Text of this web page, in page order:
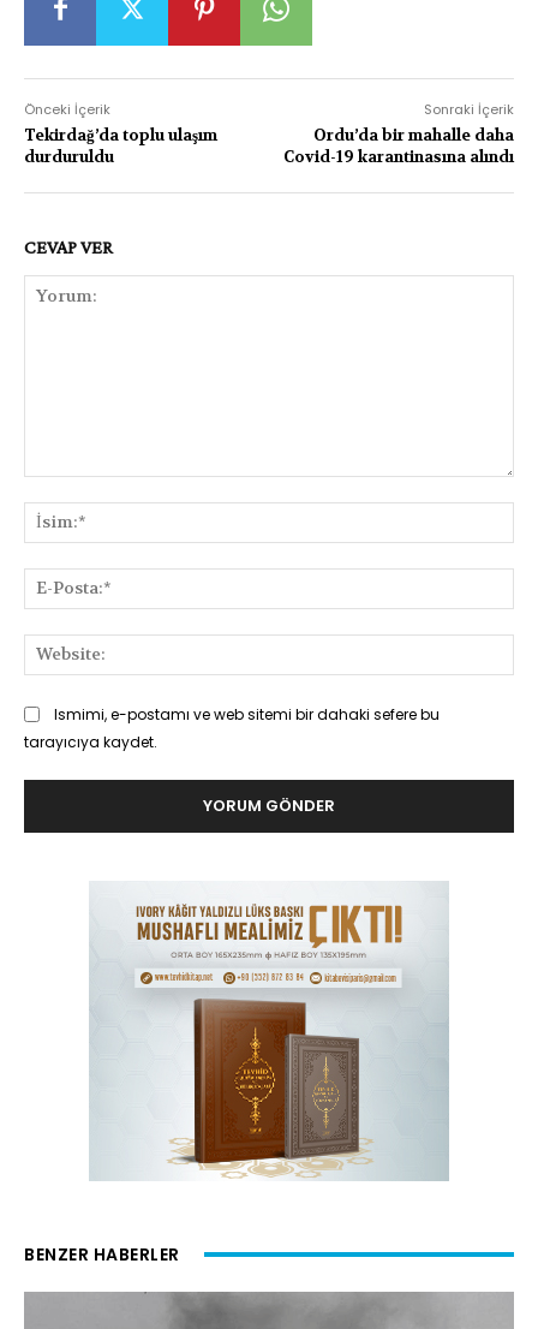
Önceki İçerik
Tekirdağ’da toplu ulaşım
durduruldu
Sonraki İçerik
Ordu’da bir mahalle daha
Covid-19 karantinasına alındı
CEVAP VER
Ismimi, e-postamı ve web sitemi bir dahaki sefere bu
tarayıcıya kaydet.
BENZER HABERLER